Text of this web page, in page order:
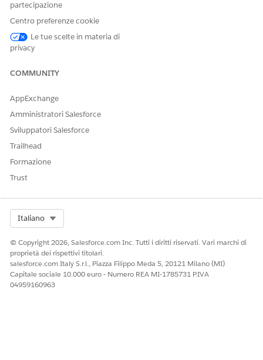
Facci sapere, così possiamo migliorare!
partecipazione
Centro preferenze cookie
Le tue scelte in materia di
privacy
COMMUNITY
AppExchange
Amministratori Salesforce
Sviluppatori Salesforce
Trailhead
Formazione
Trust
Italiano
© Copyright 2026, Salesforce.com Inc. Tutti i diritti riservati. Vari marchi di
proprietà dei rispettivi titolari.
salesforce.com Italy S.r.l., Piazza Filippo Meda 5, 20121 Milano (MI)
Capitale sociale 10.000 euro - Numero REA MI-1785731 P.IVA
04959160963